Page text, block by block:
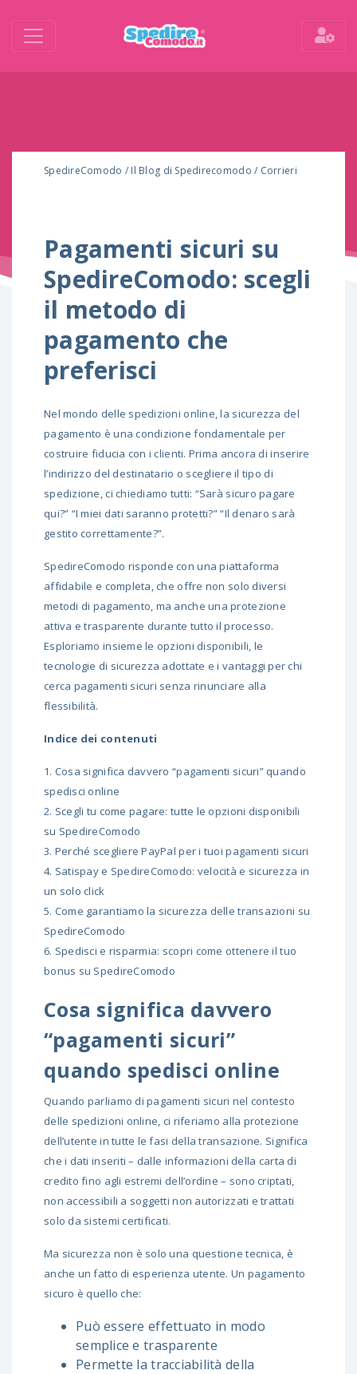
SpedireComodo / Il Blog di Spedirecomodo / Corrieri
Pagamenti sicuri su
SpedireComodo: scegli
il metodo di
pagamento che
preferisci
Nel mondo delle spedizioni online, la sicurezza del
pagamento è una condizione fondamentale per
costruire fiducia con i clienti. Prima ancora di inserire
l’indirizzo del destinatario o scegliere il tipo di
spedizione, ci chiediamo tutti: “Sarà sicuro pagare
qui?” “I miei dati saranno protetti?” “Il denaro sarà
gestito correttamente?”.
SpedireComodo risponde con una piattaforma
affidabile e completa, che offre non solo diversi
metodi di pagamento, ma anche una protezione
attiva e trasparente durante tutto il processo.
Esploriamo insieme le opzioni disponibili, le
tecnologie di sicurezza adottate e i vantaggi per chi
cerca pagamenti sicuri senza rinunciare alla
flessibilità.
Indice dei contenuti
1. Cosa significa davvero “pagamenti sicuri” quando
spedisci online
2. Scegli tu come pagare: tutte le opzioni disponibili
su SpedireComodo
3. Perché scegliere PayPal per i tuoi pagamenti sicuri
4. Satispay e SpedireComodo: velocità e sicurezza in
un solo click
5. Come garantiamo la sicurezza delle transazioni su
SpedireComodo
6. Spedisci e risparmia: scopri come ottenere il tuo
bonus su SpedireComodo
Cosa significa davvero
“pagamenti sicuri”
quando spedisci online
Quando parliamo di pagamenti sicuri nel contesto
delle spedizioni online, ci riferiamo alla protezione
dell’utente in tutte le fasi della transazione. Significa
che i dati inseriti – dalle informazioni della carta di
credito fino agli estremi dell’ordine – sono criptati,
non accessibili a soggetti non autorizzati e trattati
solo da sistemi certificati.
Ma sicurezza non è solo una questione tecnica, è
anche un fatto di esperienza utente. Un pagamento
sicuro è quello che:
Può essere effettuato in modo
semplice e trasparente
Permette la tracciabilità della